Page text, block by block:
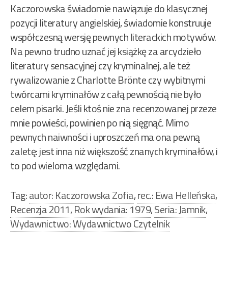
Kaczorowska świadomie nawiązuje do klasycznej
pozycji literatury angielskiej, świadomie konstruuje
współczesną wersję pewnych literackich motywów.
Na pewno trudno uznać jej książkę za arcydzieło
literatury sensacyjnej czy kryminalnej, ale też
rywalizowanie z Charlotte Brönte czy wybitnymi
twórcami kryminałów z całą pewnością nie było
celem pisarki. Jeśli ktoś nie zna recenzowanej przeze
mnie powieści, powinien po nią sięgnąć. Mimo
pewnych naiwności i uproszczeń ma ona pewną
zaletę: jest inna niż większość znanych kryminałów, i
to pod wieloma względami.
Tag:autor: Kaczorowska Zofia,rec.: Ewa Helleńska,
Recenzja 2011,Rok wydania: 1979,Seria: Jamnik,
Wydawnictwo: Wydawnictwo Czytelnik